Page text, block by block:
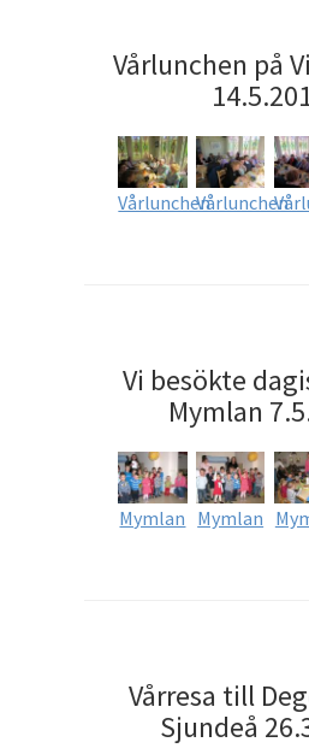
Vårlunchen på
VårlunchenVårlunchen
Vi besökte
Mymlan
Mymlan Mymlan
Vårresa till
Sjundeå